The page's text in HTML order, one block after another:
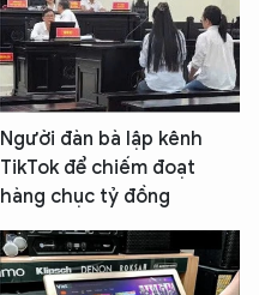
Người đàn bà lập kênh
TikTok để chiếm đoạt
hàng chục tỷ đồng